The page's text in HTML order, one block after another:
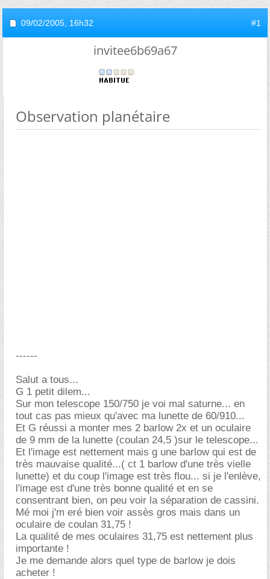
09/02/2005, 16h32 #1
invitee6b69a67
Observation planétaire
------
Salut a tous...
G 1 petit dilem...
Sur mon telescope 150/750 je voi mal saturne... en
tout cas pas mieux qu'avec ma lunette de 60/910...
Et G réussi a monter mes 2 barlow 2x et un oculaire
de 9 mm de la lunette (coulan 24,5 )sur le telescope...
Et l'image est nettement mais g une barlow qui est de
très mauvaise qualité...( ct 1 barlow d'une très vielle
lunette) et du coup l'image est très flou... si je l'enlève,
l'image est d'une très bonne qualité et en se
consentrant bien, on peu voir la séparation de cassini.
Mé moi j'm eré bien voir assès gros mais dans un
oculaire de coulan 31,75 !
La qualité de mes oculaires 31,75 est nettement plus
importante !
Je me demande alors quel type de barlow je dois
acheter !